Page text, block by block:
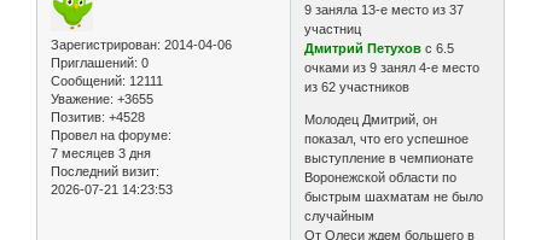
Зарегистрирован: 2014-04-06
Приглашений: 0
Сообщений: 12111
Уважение: +3655
Позитив: +4528
Провел на форуме:
7 месяцев 3 дня
Последний визит:
2026-07-21 14:23:53
9 заняла 13-е место из 37
участниц
Дмитрий Петухов с 6.5
очками из 9 занял 4-е место
из 62 участников
Молодец Дмитрий, он
показал, что его успешное
выступление в чемпионате
Воронежской области по
быстрым шахматам не было
случайным
От Олеси ждем большего в